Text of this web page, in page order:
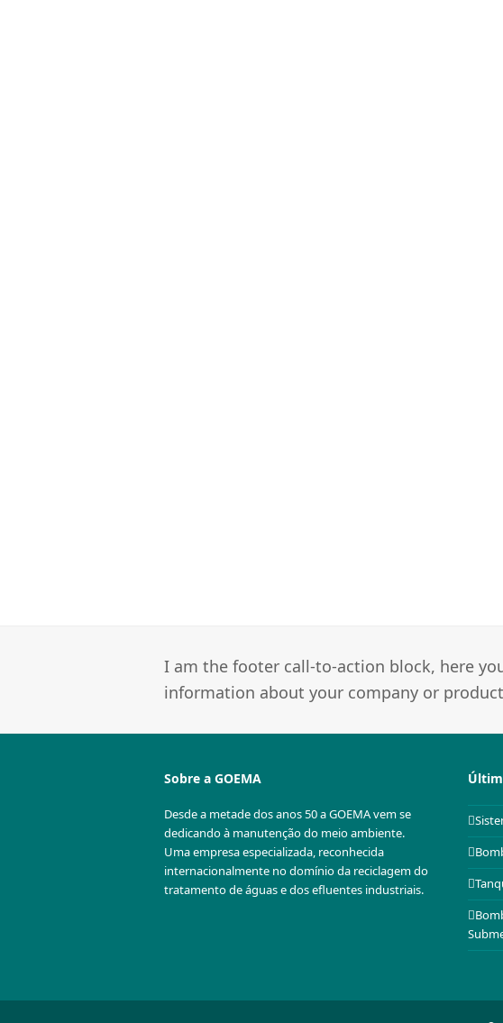
I am the footer call-to-action block, here
information about your company or
Sobre a GOEMA
Desde a metade dos anos 50 a GOEMA vem se
dedicando à manutenção do meio ambiente.
Uma empresa especializada, reconhecida
internacionalmente no domínio da reciclagem do
tratamento de águas e dos efluentes industriais.